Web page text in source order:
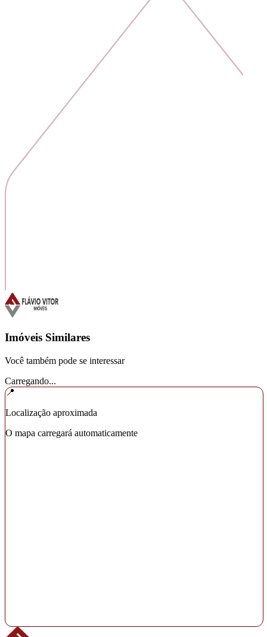
Imóveis Similares
Você também pode se interessar
Carregando...
📍
Localização aproximada
O mapa carregará automaticamente